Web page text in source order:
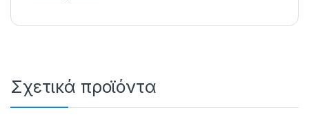
Σχετικά προϊόντα